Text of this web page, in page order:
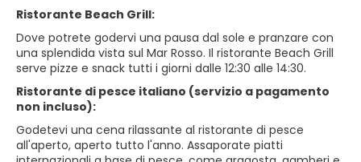
Ristorante Beach Grill:
Dove potrete godervi una pausa dal sole e pranzare con
una splendida vista sul Mar Rosso. Il ristorante Beach Grill
serve pizze e snack tutti i giorni dalle 12:30 alle 14:30.
Ristorante di pesce italiano (servizio a pagamento
non incluso):
Godetevi una cena rilassante al ristorante di pesce
all'aperto, aperto tutto l'anno. Assaporate piatti